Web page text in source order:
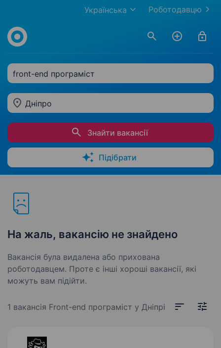
Роботодавцю
Українська
front-end програміст
Дніпро
Знайти вакансії
Підібрати
На жаль, вакансію не знайдено
Вакансія була видалена або прихована
роботодавцем. Проте є інші хороші вакансії, які
можуть вам підійти.
1 вакансія Front-end програміст у Дніпрі